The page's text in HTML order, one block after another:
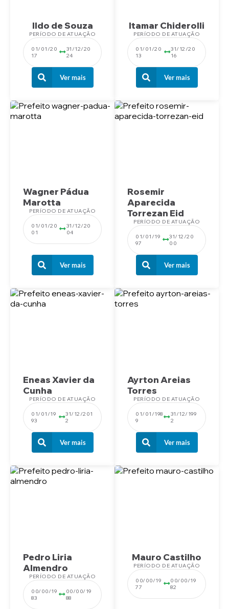
Ildo de Souza
PERÍODO DE ATUAÇÃO
01/01/20
17
31/12/20
24
Ver mais
Itamar Chiderolli
PERÍODO DE ATUAÇÃO
01/01/20
13
31/12/20
16
Ver mais
Wagner Pádua
Marotta
PERÍODO DE ATUAÇÃO
01/01/20
01
31/12/20
04
Ver mais
Rosemir
Aparecida
Torrezan Eid
PERÍODO DE ATUAÇÃO
01/01/19
97
31/12/20
00
Ver mais
Eneas Xavier da
Cunha
PERÍODO DE ATUAÇÃO
01/01/19
93
31/12/201
2
Ver mais
Ayrton Areias
Torres
PERÍODO DE ATUAÇÃO
01/01/198
9
31/12/199
2
Ver mais
Pedro Liria
Almendro
PERÍODO DE ATUAÇÃO
00/00/19
83
00/00/19
88
Mauro Castilho
PERÍODO DE ATUAÇÃO
00/00/19
77
00/00/19
82